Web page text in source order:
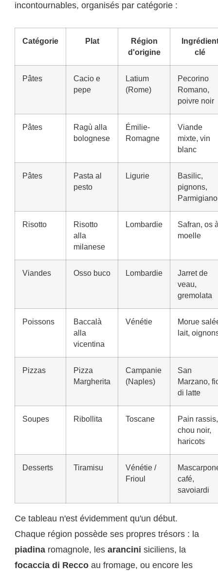
incontournables, organisés par catégorie :
Catégorie Plat
Région
d'origine
clé
Pâtes
Cacio e
pepe
Latium
(Rome)
Pecorino
Romano,
poivre noir
Pâtes
Ragù alla
bolognese
Émilie-
Romagne
Viande
mixte, vin
blanc
Pâtes
Pasta al
pesto
Ligurie
Basilic,
pignons,
Parmigiano
Risotto
Risotto
alla
milanese
Lombardie
Safran, os
moelle
Viandes Osso buco Lombardie
Jarret de
veau,
gremolata
Poissons
Baccalà
alla
vicentina
Vénétie
Morue
lait,
Pizzas
Pizza
Margherita
Campanie
(Naples)
San
Marzano,
di latte
Soupes Ribollita Toscane
Pain rassis,
chou noir,
haricots
Desserts Tiramisu
Vénétie /
Frioul
café,
savoiardi
Ce tableau n'est évidemment qu'un début.
Chaque région possède ses propres trésors : la
piadina romagnole, les arancini siciliens, la
focaccia di Recco au fromage, ou encore les